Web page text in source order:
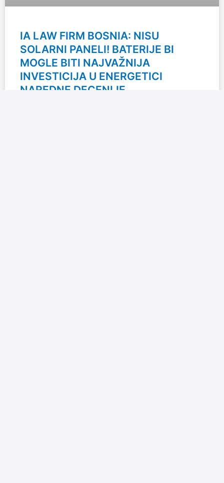
IA LAW FIRM BOSNIA: NISU
SOLARNI PANELI! BATERIJE BI
MOGLE BITI NAJVAŽNIJA
INVESTICIJA U ENERGETICI
NAREDNE DECENIJE